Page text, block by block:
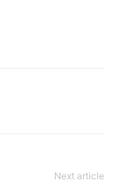
Next article